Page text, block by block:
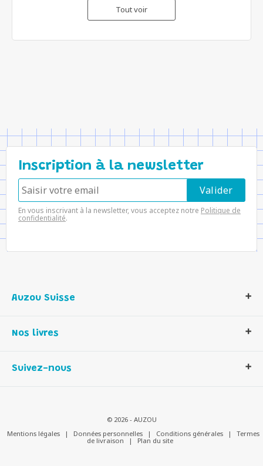
Tout voir
Inscription à la newsletter
En vous inscrivant à la newsletter, vous acceptez notre Politique de
confidentialité.
Auzou Suisse
Notre histoire
Contactez-nous
Nos livres
Livres enfants
Suivez-nous
© 2026 - AUZOU
Mentions légales
| Données personnelles | Conditions générales |
Termes
de livraison
| Plan du site